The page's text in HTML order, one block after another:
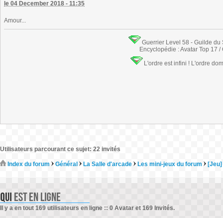
le 04 December 2018 - 11:35
Amour...
Guerrier Level 58 - Guilde
Encyclopédie : Avatar Top 17 /
L'ordre est infini ! L'ordre
Utilisateurs parcourant ce sujet: 22 invités
Index du forum Général La Salle d'arcade Les mini-jeux du forum
Il y a en tout 169 utilisateurs en ligne :: 0 Avatar et 169 Invités.